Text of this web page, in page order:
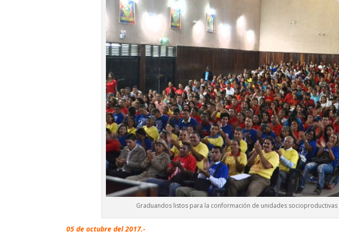
Graduandos listos para la conformación de unidades socioproductivas
05 de octubre del 2017.-